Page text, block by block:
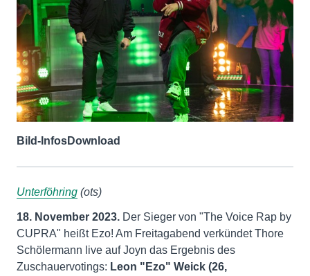
Bild-InfosDownload
Unterföhring (ots)
18. November 2023. Der Sieger von "The Voice Rap by
CUPRA" heißt Ezo! Am Freitagabend verkündet Thore
Schölermann live auf Joyn das Ergebnis des
Zuschauervotings: Leon "Ezo" Weick (26,